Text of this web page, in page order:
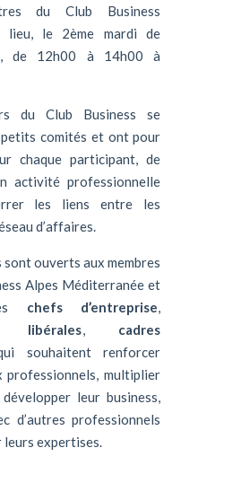
du Club Business
lieu, le 2ème mardi de
de 12h00 à 14h00 à
du Club Business se
comités et ont pour
chaque participant, de
activité professionnelle
les liens entre les
d’affaires.
sont ouverts aux membres
Alpes Méditerranée et
chefs d’entreprise,
libérales, cadres
souhaitent renforcer
professionnels, multiplier
leur business,
d’autres professionnels
expertises.